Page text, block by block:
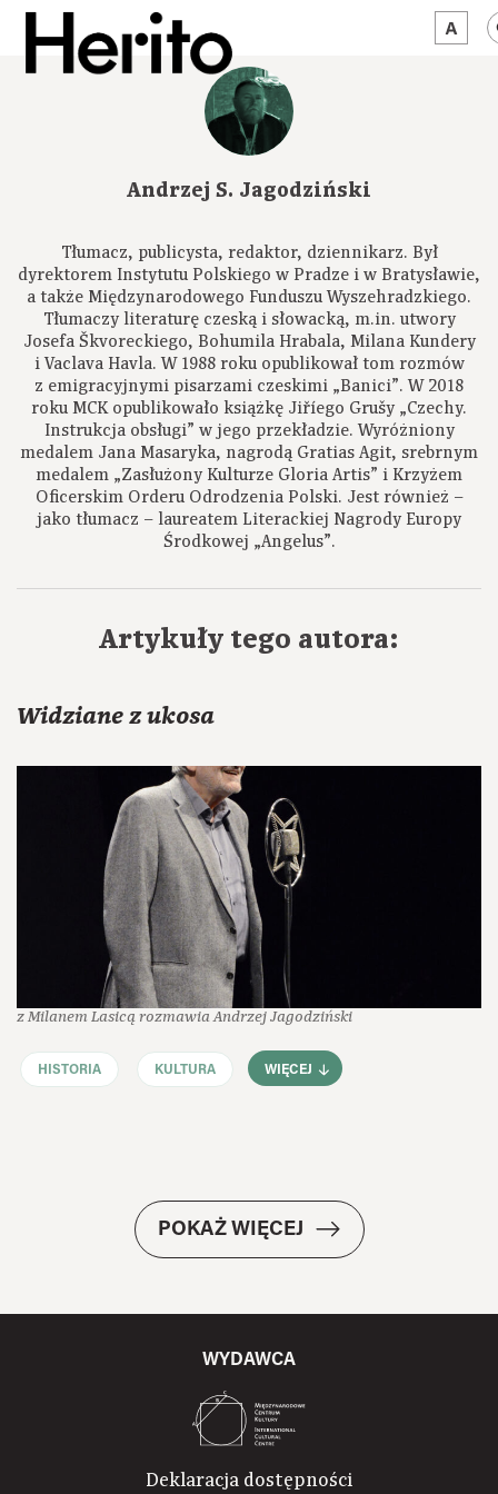
JĘZYK: PL
Andrzej S. Jagodziński
Tłumacz, publicysta, redaktor, dziennikarz. Był
dyrektorem Instytutu Polskiego w Pradze i w Bratysławie,
a także Międzynarodowego Funduszu Wyszehradzkiego.
Tłumaczy literaturę czeską i słowacką, m.in. utwory
Josefa Škvoreckiego, Bohumila Hrabala, Milana Kundery
i Vaclava Havla. W 1988 roku opublikował tom rozmów
z emigracyjnymi pisarzami czeskimi „Banici”. W 2018
roku MCK opublikowało książkę Jiříego Grušy „Czechy.
Instrukcja obsługi” w jego przekładzie. Wyróżniony
medalem Jana Masaryka, nagrodą Gratias Agit, srebrnym
medalem „Zasłużony Kulturze Gloria Artis” i Krzyżem
Oficerskim Orderu Odrodzenia Polski. Jest również –
jako tłumacz – laureatem Literackiej Nagrody Europy
Środkowej „Angelus”.
Artykuły tego autora:
Widziane z ukosa
z Milanem Lasicą rozmawia Andrzej Jagodziński
HISTORIA KULTURA WIĘCEJ
POKAŻ WIĘCEJ
WYDAWCA
Deklaracja dostępności